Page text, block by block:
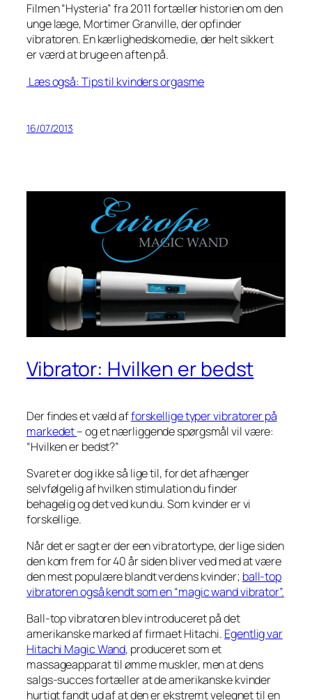
Filmen “Hysteria” fra 2011 fortæller historien om den
unge læge, Mortimer Granville, der opfinder
vibratoren. En kærlighedskomedie, der helt sikkert
er værd at bruge en aften på.
Læs også: Tips til kvinders orgasme
16/07/2013
Vibrator: Hvilken er bedst
Der findes et væld afforskellige typer vibratorer på
markedet– og et nærliggende spørgsmål vil være:
“Hvilken er bedst?”
Svaret er dog ikke så lige til, for det afhænger
selvfølgelig af hvilken stimulation du finder
behagelig og det ved kun du. Som kvinder er vi
forskellige.
Når det er sagt er der een vibratortype, der lige siden
den kom frem for 40 år siden bliver ved med at være
den mest populære blandt verdens kvinder; ball-top
vibratoren også kendt som en “magic wand vibrator”.
Ball-top vibratoren blev introduceret på det
amerikanske marked af firmaet Hitachi. Egentlig var
Hitachi Magic Wand, produceret som et
massageapparat til ømme muskler, men at dens
salgs-succes fortæller at de amerikanske kvinder
hurtigt fandt ud af at den er ekstremt velegnet til en